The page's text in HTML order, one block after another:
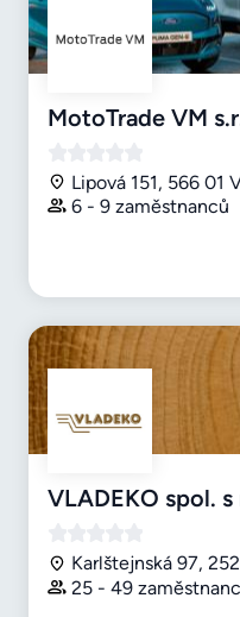
MotoTrade VM
Lipová 151, 566 01
6 - 9 zaměstnanců
VLADEKO spol. s
Karlštejnská 97,
25 - 49